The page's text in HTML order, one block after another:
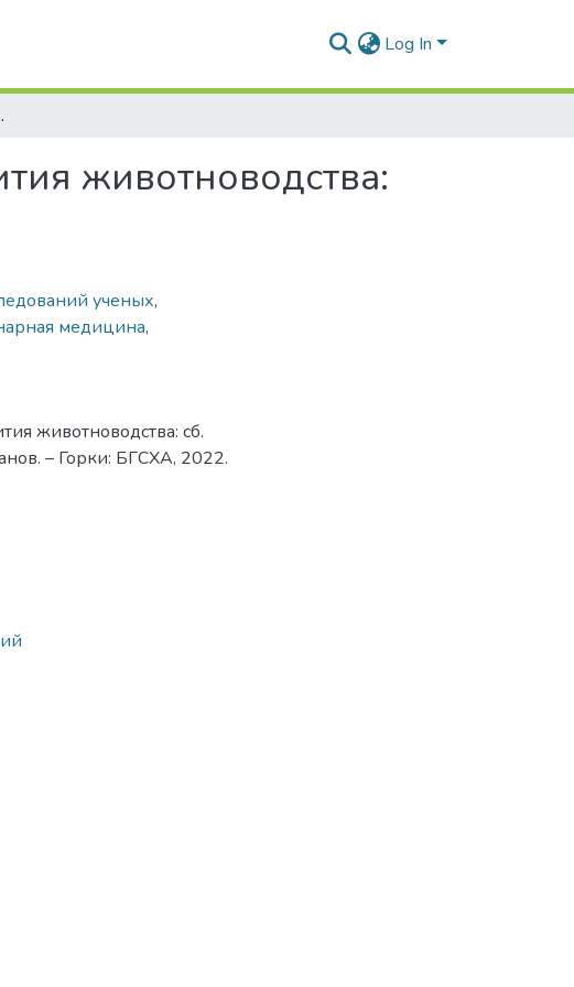
Log In
25 : в 2 ч. - Ч. 1
животноводства:
ученых,
медицина,
животноводства: сб.
– Горки: БГСХА, 2022.